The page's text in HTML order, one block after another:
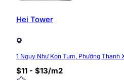
Để được biết thêm thông
Website: https://
Hotline:
Hei Tower
1 Ngụy Như Kon Tum, Phường Thanh
$11 - $13/m2